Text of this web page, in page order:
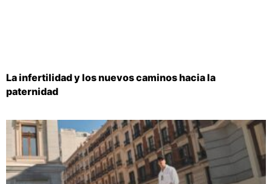
La infertilidad y los nuevos caminos hacia la
paternidad